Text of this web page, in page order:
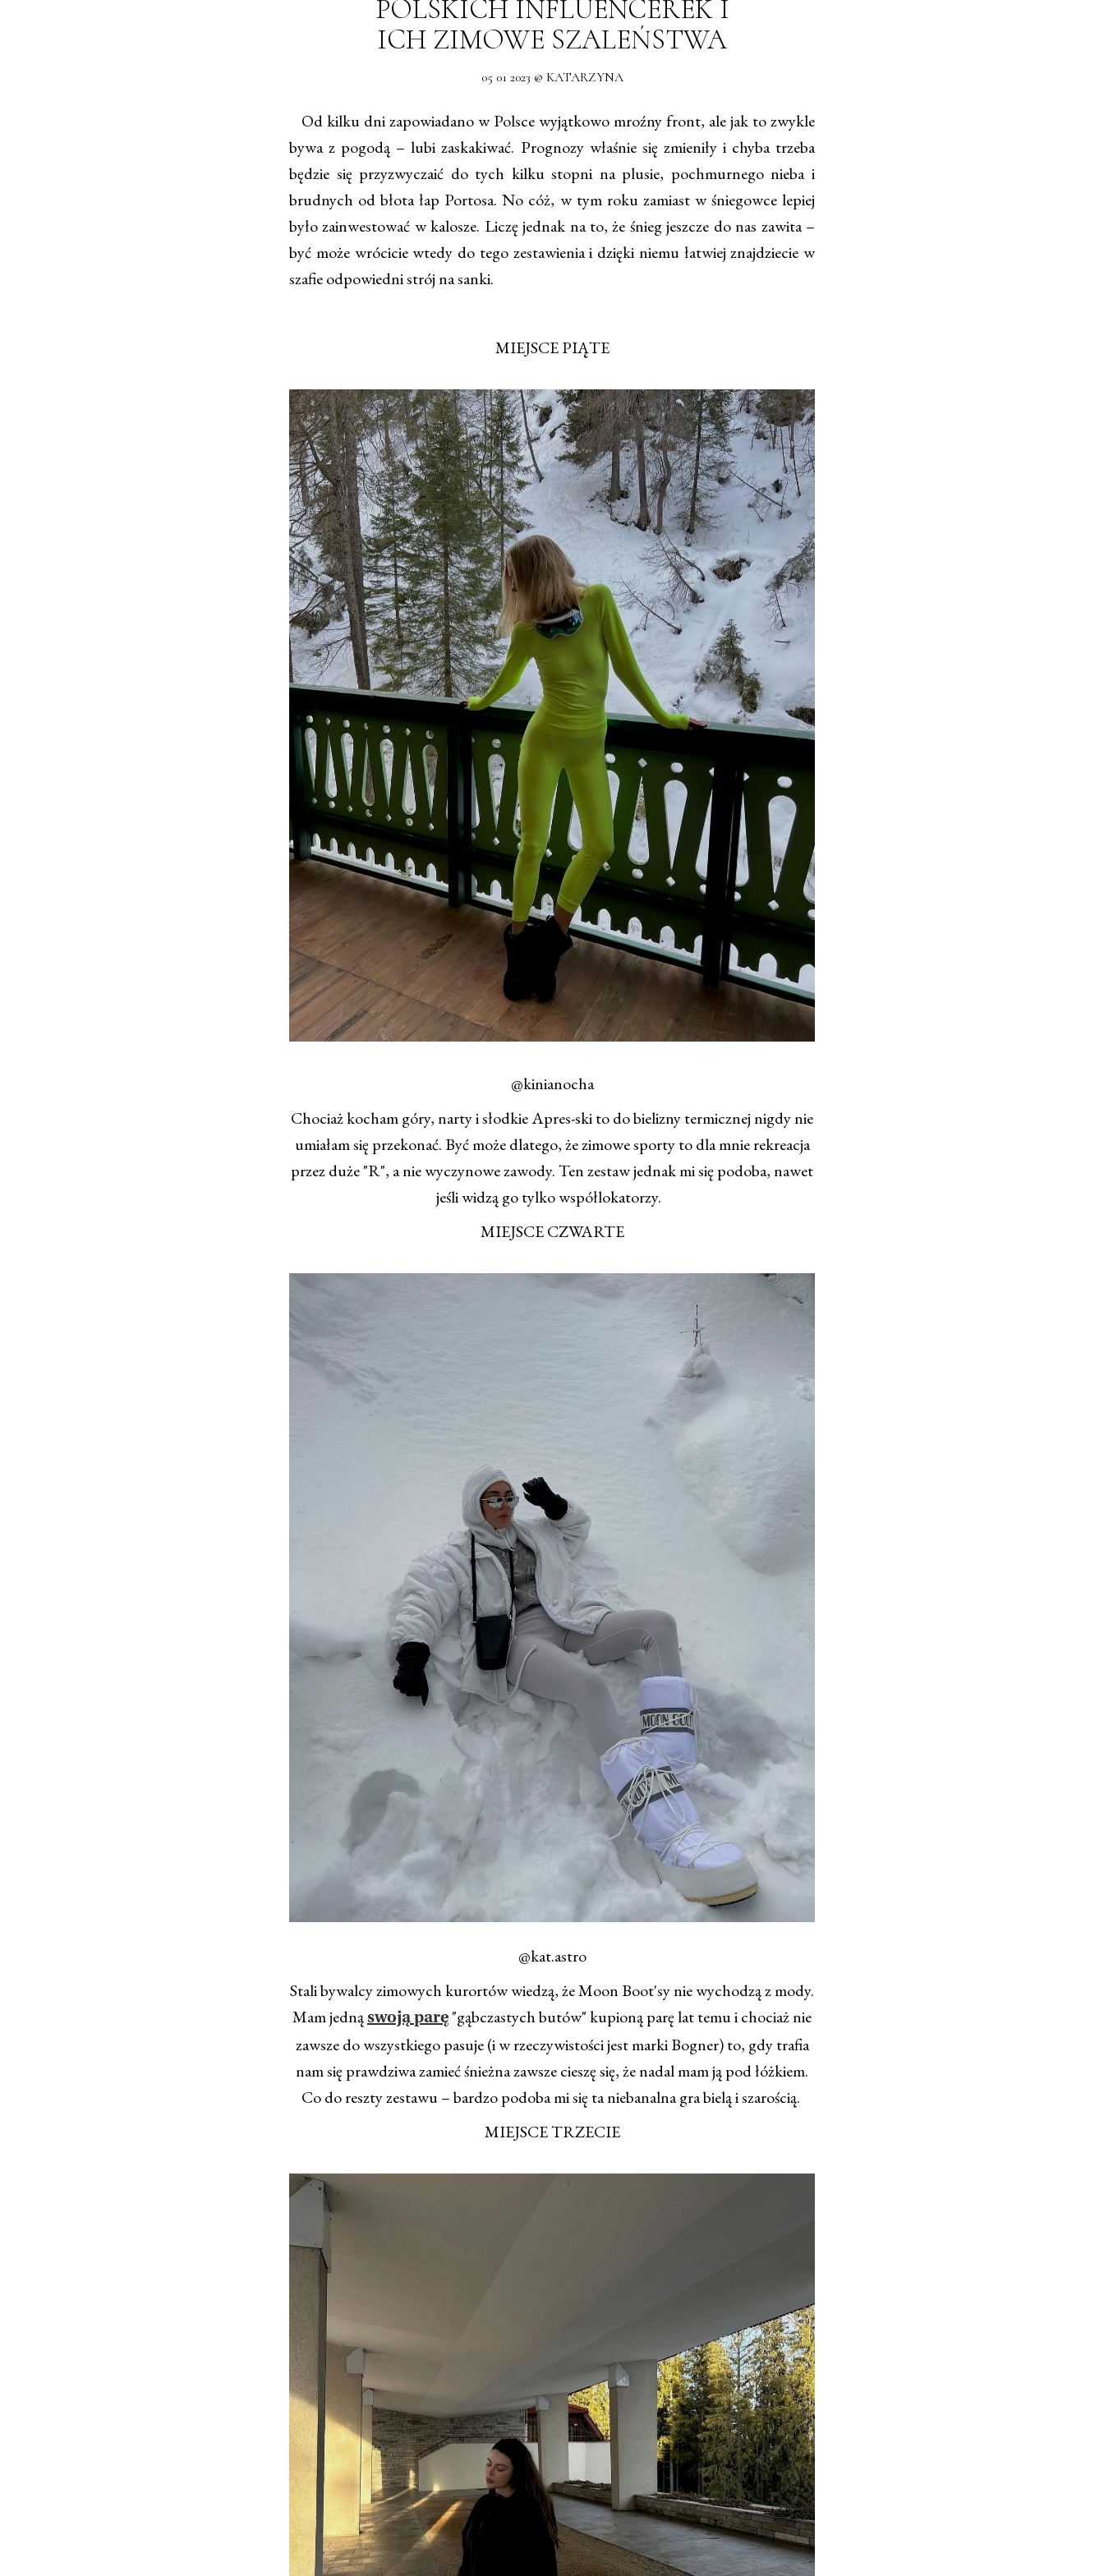
POLSKICH INFLUENCEREK I
ICH ZIMOWE SZALEŃSTWA
05 01 2023 @ KATARZYNA
Od kilku dni zapowiadano w Polsce wyjątkowo mroźny front, ale jak to zwykle
bywa z pogodą – lubi zaskakiwać. Prognozy właśnie się zmieniły i chyba trzeba
będzie się przyzwyczaić do tych kilku stopni na plusie, pochmurnego nieba i
brudnych od błota łap Portosa. No cóż, w tym roku zamiast w śniegowce lepiej
było zainwestować w kalosze. Liczę jednak na to, że śnieg jeszcze do nas zawita –
być może wrócicie wtedy do tego zestawienia i dzięki niemu łatwiej znajdziecie w
szafie odpowiedni strój na sanki.
MIEJSCE PIĄTE
@kinianocha
Chociaż kocham góry, narty i słodkie Apres-ski to do bielizny termicznej nigdy nie
umiałam się przekonać. Być może dlatego, że zimowe sporty to dla mnie rekreacja
przez duże "R", a nie wyczynowe zawody. Ten zestaw jednak mi się podoba, nawet
jeśli widzą go tylko współlokatorzy.
MIEJSCE CZWARTE
@kat.astro
Stali bywalcy zimowych kurortów wiedzą, że Moon Boot'sy nie wychodzą z mody.
Mam jedną swoją parę "gąbczastych butów" kupioną parę lat temu i chociaż nie
zawsze do wszystkiego pasuje (i w rzeczywistości jest marki Bogner) to, gdy trafia
nam się prawdziwa zamieć śnieżna zawsze cieszę się, że nadal mam ją pod łóżkiem.
Co do reszty zestawu – bardzo podoba mi się ta niebanalna gra bielą i szarością.
MIEJSCE TRZECIE